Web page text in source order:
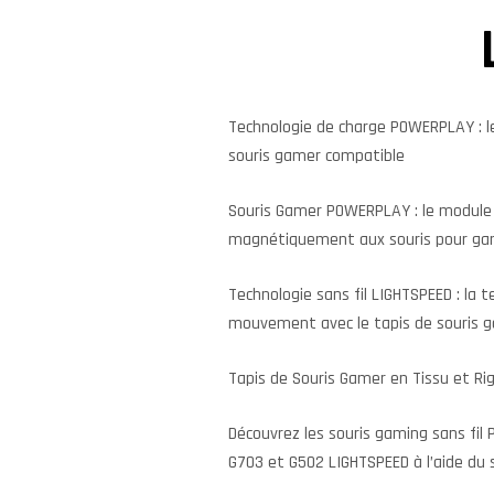
Technologie de charge
souris gamer compatible
Souris Gamer POWERPLAY : le
magnétiquement aux souris pour
Technologie sans fil LIGHTSPEED :
mouvement avec le tapis de souris
Tapis de Souris Gamer en Tissu et
Découvrez les souris gaming sans fil
G703 et G502 LIGHTSPEED à l’aide